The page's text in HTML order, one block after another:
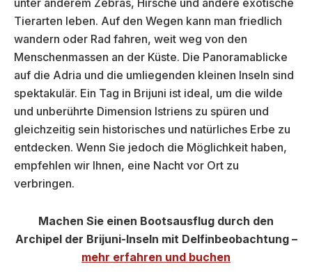
Tierarten leben. Auf den Wegen kann man friedlich
wandern oder Rad fahren, weit weg von den
Menschenmassen an der Küste. Die Panoramablicke
auf die Adria und die umliegenden kleinen Inseln sind
spektakulär. Ein Tag in Brijuni ist ideal, um die wilde
und unberührte Dimension Istriens zu spüren und
gleichzeitig sein historisches und natürliches Erbe zu
entdecken. Wenn Sie jedoch die Möglichkeit haben,
empfehlen wir Ihnen, eine Nacht vor Ort zu
verbringen.
Machen Sie einen Bootsausflug durch den
Archipel der Brijuni-Inseln mit Delfinbeobachtung –
mehr erfahren und buchen